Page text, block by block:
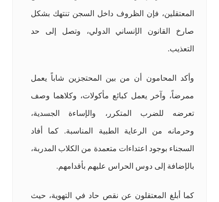
المعتقلين، فإن الظروف داخل السجن تنتهك بشكل
صارخ القانون الإنساني الدولي، وتصل إلى حد
التعذيب.
وأكد المحامون أن من بين المحتجزين شاباً يعمل
ممرضاً، وآخر يعمل كبائع مأكولات، وكلاهما وصف
تعرضه للضرب المتكرر، والإساءة الجسدية،
وحرمانه من الرعاية الطبية المناسبة. كما أفاد
السجناء بوجود اعتداءات متعمدة من الكلاب المدربة،
بالإضافة إلى دوس الحراس عليهم بأقدامهم.
كما أبلغ المعتقلون عن نقص حاد في التهوية، حيث